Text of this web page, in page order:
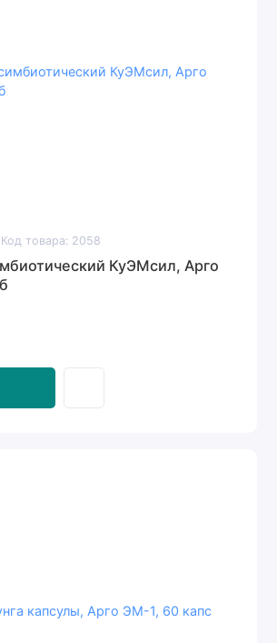
Код товара: 2058
КуЭМсил, Арго